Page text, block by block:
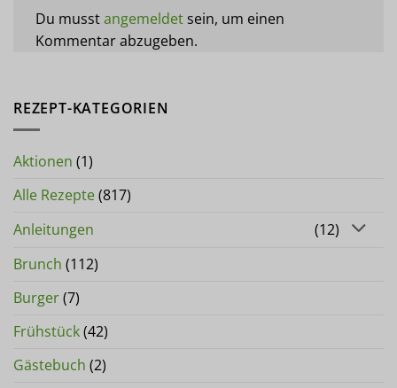
Du musstangemeldetsein, um einen
Kommentar abzugeben.
REZEPT-KATEGORIEN
Aktionen (1)
Alle Rezepte(817)
Anleitungen
(12)
Brunch (112)
Burger(7)
Frühstück(42)
Gästebuch (2)